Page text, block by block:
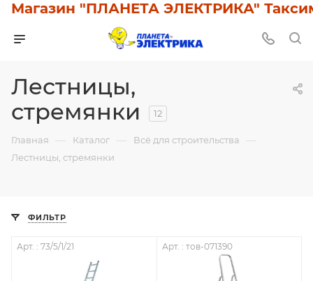
Магазин "ПЛАНЕТА ЭЛЕКТРИКА"
Лестницы,
стремянки
12
Главная — Каталог — Всё для строительства —
Лестницы, стремянки
ФИЛЬТР
Арт. : 73/5/1/21 Арт. : тов-071390